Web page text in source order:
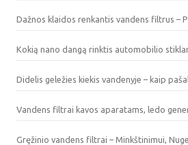
Dažnos klaidos renkantis vandens filtrus –
Kokią nano dangą rinktis automobilio
Didelis geležies kiekis vandenyje – kaip
Vandens filtrai kavos aparatams, ledo
Gręžinio vandens filtrai – Minkštinimui,